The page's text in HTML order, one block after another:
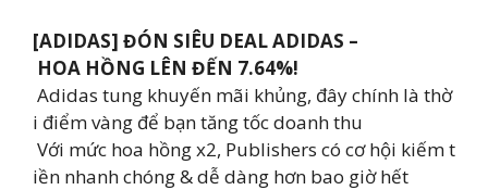
[ADIDAS] ĐÓN SIÊU DEAL ADIDAS –
HOA HỒNG LÊN ĐẾN 7.64%!
Adidas tung khuyến mãi khủng, đây chính là thờ
i điểm vàng để bạn tăng tốc doanh thu
Với mức hoa hồng x2, Publishers có cơ hội kiếm t
iền nhanh chóng & dễ dàng hơn bao giờ hết